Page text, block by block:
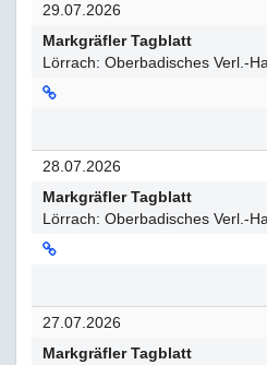
29.07.2026
Markgräfler Tagblatt
Lörrach: Oberbadisches Verl.-
28.07.2026
Markgräfler Tagblatt
Lörrach: Oberbadisches Verl.-
27.07.2026
Markgräfler Tagblatt